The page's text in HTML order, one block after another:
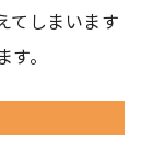
てしまいます
。